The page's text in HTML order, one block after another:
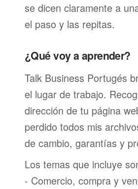
se dicen claramente a
el paso y las repitas.
¿Qué voy a aprender?
Talk Business Portugés
el lugar de trabajo.
dirección de tu página
perdido todos mis
de cambio, garantías y
Los temas que incluye
- Comercio, compra y